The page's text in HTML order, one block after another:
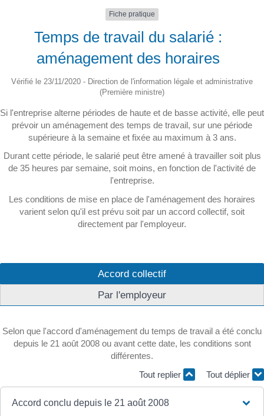
Fiche pratique
Temps de travail du salarié :
aménagement des horaires
Vérifié le 23/11/2020 - Direction de l'information légale et administrative
(Première ministre)
Si l'entreprise alterne périodes de haute et de basse activité, elle peut
prévoir un aménagement des temps de travail, sur une période
supérieure à la semaine et fixée au maximum à 3 ans.
Durant cette période, le salarié peut être amené à travailler soit plus
de 35 heures par semaine, soit moins, en fonction de l'activité de
l'entreprise.
Les conditions de mise en place de l'aménagement des horaires
varient selon qu'il est prévu soit par un accord collectif, soit
directement par l'employeur.
Accord collectif
Par l'employeur
Selon que l'accord d'aménagement du temps de travail a été conclu
depuis le 21 août 2008 ou avant cette date, les conditions sont
différentes.
Tout replier
Tout déplier
Accord conclu depuis le 21 août 2008